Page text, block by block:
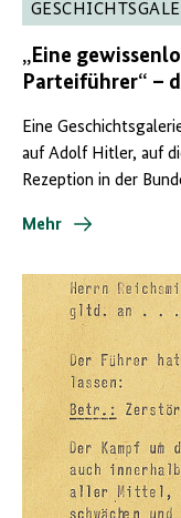
„Eine
Parteiführer“ –
Eine
auf Adolf Hitler, auf
Rezeption in der
Mehr